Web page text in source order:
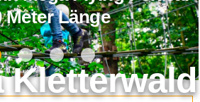
Meter Länge
Kletterwald